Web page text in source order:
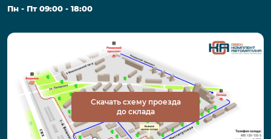
Пн - Пт 09:00 - 18:00
Скачать схему проезда
до склада